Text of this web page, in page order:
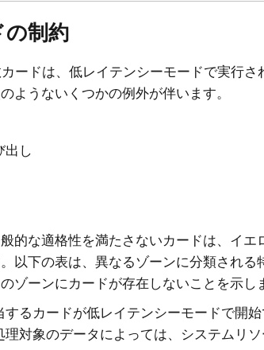
の制約
ードは、低レイテンシーモードで実行
ようないくつかの例外が伴います。
出し
的な適格性を満たさないカードは、イエ
以下の表は、異なるゾーンに分類される
ゾーンにカードが存在しないことを示し
するカードが低レイテンシーモードで開
理対象のデータによっては、システムリ